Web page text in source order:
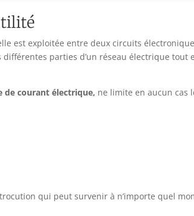
est exploitée entre deux circuits
parties d’un réseau électrique tout
de courant électrique, ne limite en aucun cas
qui peut survenir à n’importe quel